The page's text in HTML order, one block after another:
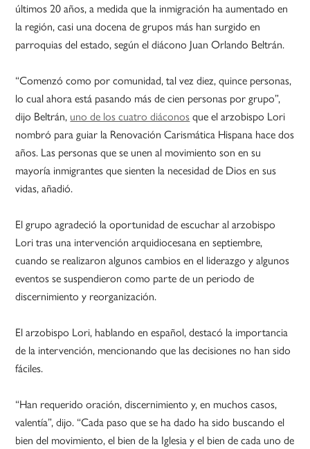
últimos 20 años, a medida que la inmigración ha aumentado en
la región, casi una docena de grupos más han surgido en
parroquias del estado, según el diácono Juan Orlando Beltrán.
“Comenzó como por comunidad, tal vez diez, quince personas,
lo cual ahora está pasando más de cien personas por grupo”,
dijo Beltrán, uno de los cuatro diáconosque el arzobispo Lori
nombró para guiar la Renovación Carismática Hispana hace dos
años. Las personas que se unen al movimiento son en su
mayoría inmigrantes que sienten la necesidad de Dios en sus
vidas, añadió.
El grupo agradeció la oportunidad de escuchar al arzobispo
Lori tras una intervención arquidiocesana en septiembre,
cuando se realizaron algunos cambios en el liderazgo y algunos
eventos se suspendieron como parte de un periodo de
discernimiento y reorganización.
El arzobispo Lori, hablando en español, destacó la importancia
de la intervención, mencionando que las decisiones no han sido
fáciles.
“Han requerido oración, discernimiento y, en muchos casos,
valentía”, dijo. “Cada paso que se ha dado ha sido buscando el
bien del movimiento, el bien de la Iglesia y el bien de cada uno de